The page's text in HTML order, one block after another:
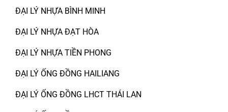
ĐẠI LÝ NHỰA BÌNH MINH
ĐẠI LÝ NHỰA ĐẠT HÒA
ĐẠI LÝ NHỰA TIỀN PHONG
ĐẠI LÝ ỐNG ĐỒNG HAILIANG
ĐẠI LÝ ỐNG ĐỒNG LHCT THÁI LAN